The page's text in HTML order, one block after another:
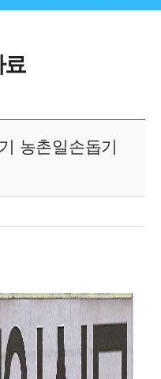
료
농촌일손돕기